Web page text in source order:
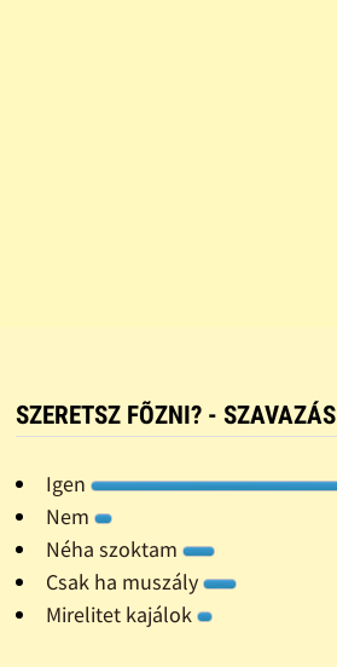
SZERETSZ FÕZNI? - SZAVAZÁS
Igen
Nem
Néha szoktam
Csak ha muszály
Mirelitet kajálok